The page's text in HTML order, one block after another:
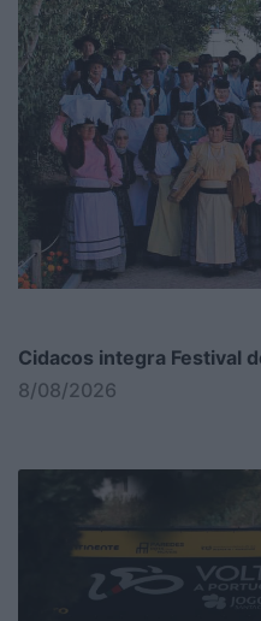
Cidacos integra Festival
8/08/2026